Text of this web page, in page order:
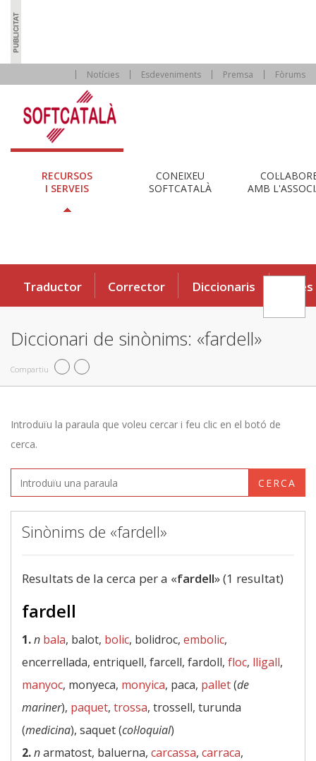
Notícies Esdeveniments Premsa Fòrums
RECURSOS
I SERVEIS
CONEIXEU
SOFTCATALÀ
AMB
Traductor Corrector Diccionaris Eines
Diccionari de sinònims: «fardell»
Compartiu
Introduïu la paraula que voleu cercar i feu clic en el botó de
cerca.
CERCA
Sinònims de «fardell»
Resultats de la cerca per a «fardell» (1 resultat)
fardell
1.n bala, balot, bolic, bolidroc, embolic,
encerrellada, entriquell, farcell, fardoll, floc, lligall,
manyoc, monyeca, monyica, paca, pallet(de
mariner), paquet, trossa, trossell, turunda
(medicina), saquet (col·loquial)
2.narmatost, baluerna, carcassa, carraca,